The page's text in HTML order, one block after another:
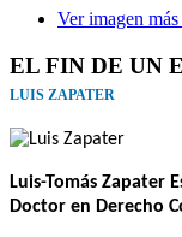
Ver imagen
EL FIN DE UN
LUIS ZAPATER
Luis-Tomás Zapater
Doctor en Derecho